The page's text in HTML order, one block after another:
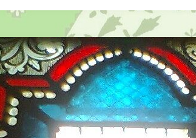
Fask,
pe:
ar